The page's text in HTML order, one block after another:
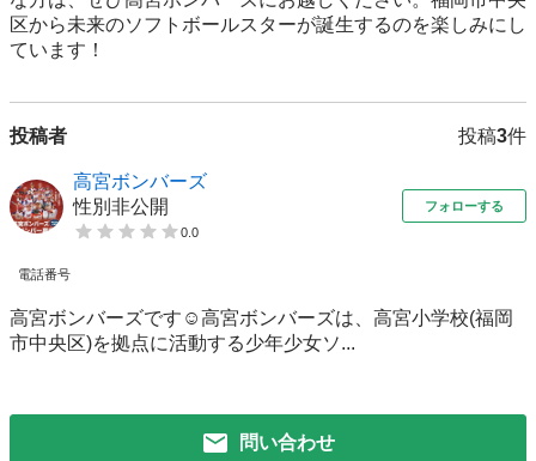
区から未来のソフトボールスターが誕生するのを楽しみにし
ています！
投稿者 投稿3件
高宮ボンバーズ
性別非公開
0.0
フォローする
電話番号
高宮ボンバーズです☺️高宮ボンバーズは、高宮小学校(福岡
市中央区)を拠点に活動する少年少女ソ...
問い合わせ